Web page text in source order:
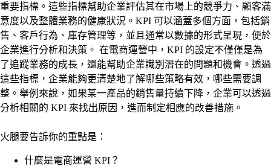
重要指標。這些指標幫助企業評估其在市場上的競爭力、顧客滿
意度以及整體業務的健康狀況。KPI 可以涵蓋多個方面，包括銷
售、客戶行為、庫存管理等，並且通常以數據的形式呈現，便於
企業進行分析和決策。 在電商運營中，KPI 的設定不僅僅是為
了追蹤業務的成長，還能幫助企業識別潛在的問題和機會。透過
這些指標，企業能夠更清楚地了解哪些策略有效，哪些需要調
整。舉例來說，如果某一產品的銷售量持續下降，企業可以透過
分析相關的 KPI 來找出原因，進而制定相應的改善措施。
火腿要告訴你的重點是：
什麼是電商運營 KPI？